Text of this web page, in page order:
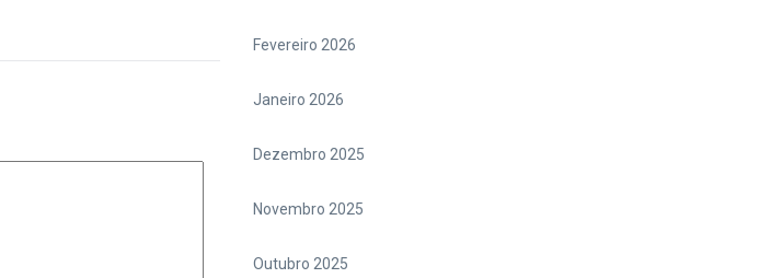
Fevereiro 2026
Janeiro 2026
Dezembro 2025
Novembro 2025
Outubro 2025